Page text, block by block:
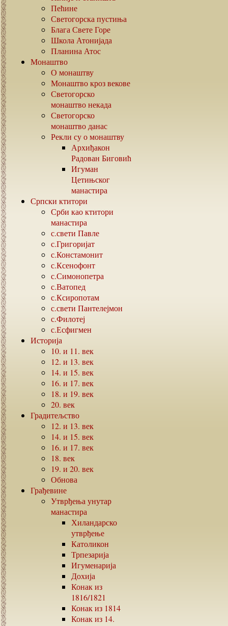
Пећине
Светогорска пустиња
Блага Свете Горе
Школа Атонијада
Планина Атос
Монаштво
О монаштву
Монаштво кроз векове
Светогорско
монаштво некада
Светогорско
монаштво данас
Рекли су о монаштву
Архиђакон
Радован Биговић
Игуман
Цетињског
манастира
Српски ктитори
Срби као ктитори
манастира
с.свети Павле
с.Григоријат
с.Констамонит
с.Ксенофонт
с.Симонопетра
с.Ватопед
с.Ксиропотам
с.свети Пантелејмон
с.Филотеј
с.Есфигмен
Историја
10. и 11. век
12. и 13. век
14. и 15. век
16. и 17. век
18. и 19. век
20. век
Градитељство
12. и 13. век
14. и 15. век
16. и 17. век
18. век
19. и 20. век
Обнова
Грађевине
Утврђења унутар
манастира
Хиландарско
утврђење
Католикон
Трпезарија
Игуменарија
Дохија
Конак из
1816/1821
Конак из 1814
Конак из 14.